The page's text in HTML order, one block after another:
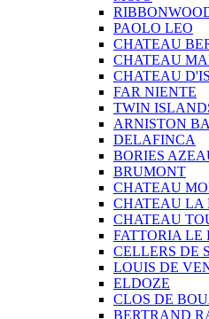
PAOLO LEO
CHATEAU
CHATEAU
CHATEAU
FAR NIENTE
TWIN
ARNISTON
DELAFINCA
BORIES
BRUMONT
CHATEAU
CHATEAU LA
CHATEAU
FATTORIA LE
CELLERS DE
LOUIS DE
ELDOZE
CLOS DE
BERTRAND